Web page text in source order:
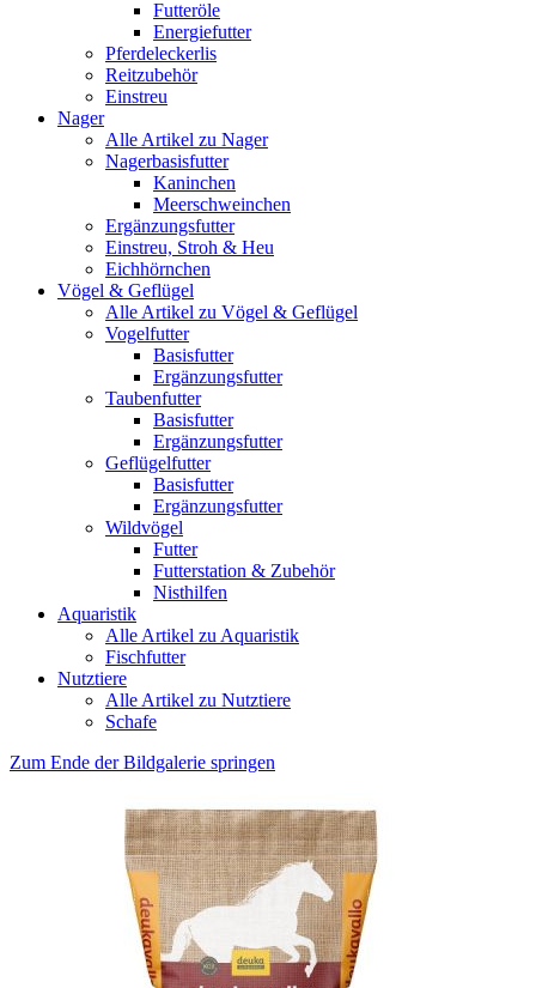
Futteröle
Energiefutter
Pferdeleckerlis
Reitzubehör
Einstreu
Nager
Alle Artikel zu Nager
Nagerbasisfutter
Kaninchen
Meerschweinchen
Ergänzungsfutter
Einstreu, Stroh & Heu
Eichhörnchen
Vögel & Geflügel
Alle Artikel zu Vögel & Geflügel
Vogelfutter
Basisfutter
Ergänzungsfutter
Taubenfutter
Basisfutter
Ergänzungsfutter
Geflügelfutter
Basisfutter
Ergänzungsfutter
Wildvögel
Futter
Futterstation & Zubehör
Nisthilfen
Aquaristik
Alle Artikel zu Aquaristik
Fischfutter
Nutztiere
Alle Artikel zu Nutztiere
Schafe
Zum Ende der Bildgalerie springen